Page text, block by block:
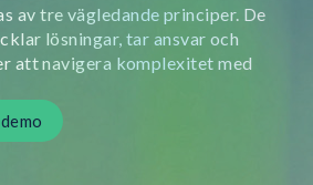
av tre vägledande principer. De
lösningar, tar ansvar och
att navigera komplexitet med